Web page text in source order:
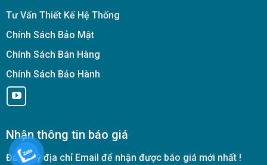
Tư Vấn Thiết Kế Hệ Thống
Chính Sách Bảo Mật
Chính Sách Bán Hàng
Chính Sách Bảo Hành
Nhận thông tin báo giá
Đăng ký địa chỉ Email để nhận được báo giá mới nhất !